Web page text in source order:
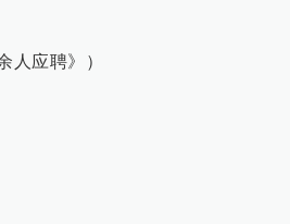
人应聘》）